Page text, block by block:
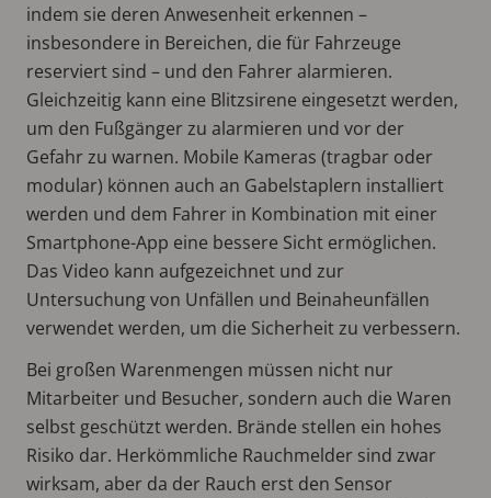
indem sie deren Anwesenheit erkennen –
insbesondere in Bereichen, die für Fahrzeuge
reserviert sind – und den Fahrer alarmieren.
Gleichzeitig kann eine Blitzsirene eingesetzt werden,
um den Fußgänger zu alarmieren und vor der
Gefahr zu warnen. Mobile Kameras (tragbar oder
modular) können auch an Gabelstaplern installiert
werden und dem Fahrer in Kombination mit einer
Smartphone-App eine bessere Sicht ermöglichen.
Das Video kann aufgezeichnet und zur
Untersuchung von Unfällen und Beinaheunfällen
verwendet werden, um die Sicherheit zu verbessern.
Bei großen Warenmengen müssen nicht nur
Mitarbeiter und Besucher, sondern auch die Waren
selbst geschützt werden. Brände stellen ein hohes
Risiko dar. Herkömmliche Rauchmelder sind zwar
wirksam, aber da der Rauch erst den Sensor